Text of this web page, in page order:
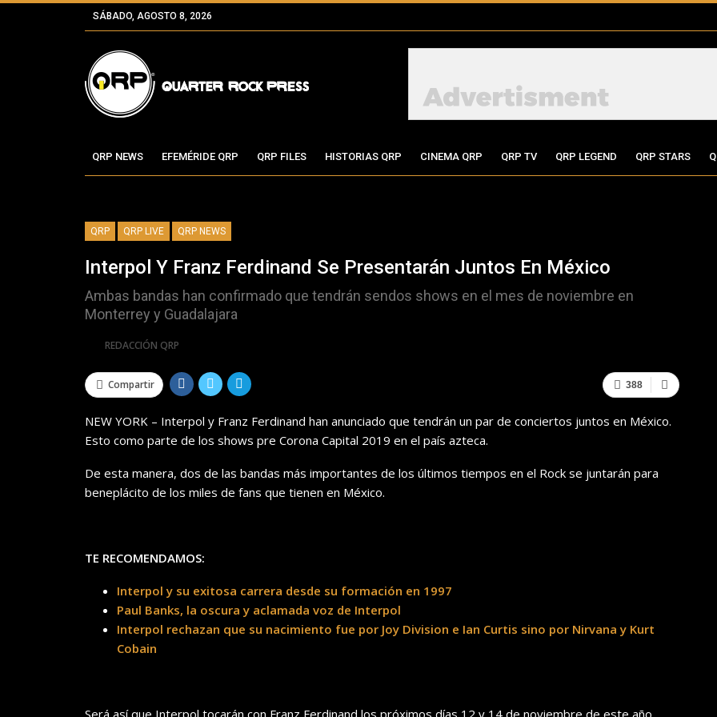
SÁBADO, AGOSTO 8, 2026
QRP NEWS EFEMÉRIDE QRP QRP FILES HISTORIAS QRP CINEMA QRP QRP TV QRP LEGEND QRP STARS
QRP QRP LIVE QRP NEWS
Interpol Y Franz Ferdinand Se Presentarán Juntos En México
Ambas bandas han confirmado que tendrán sendos shows en el mes de noviembre en
Monterrey y Guadalajara
REDACCIÓN QRP
388
Compartir
NEW YORK – Interpol y Franz Ferdinand han anunciado que tendrán un par de conciertos juntos en México.
Esto como parte de los shows pre Corona Capital 2019 en el país azteca.
De esta manera, dos de las bandas más importantes de los últimos tiempos en el Rock se juntarán para
beneplácito de los miles de fans que tienen en México.
TE RECOMENDAMOS:
Interpol y su exitosa carrera desde su formación en 1997
Paul Banks, la oscura y aclamada voz de Interpol
Interpol rechazan que su nacimiento fue por Joy Division e Ian Curtis sino por Nirvana y Kurt
Cobain